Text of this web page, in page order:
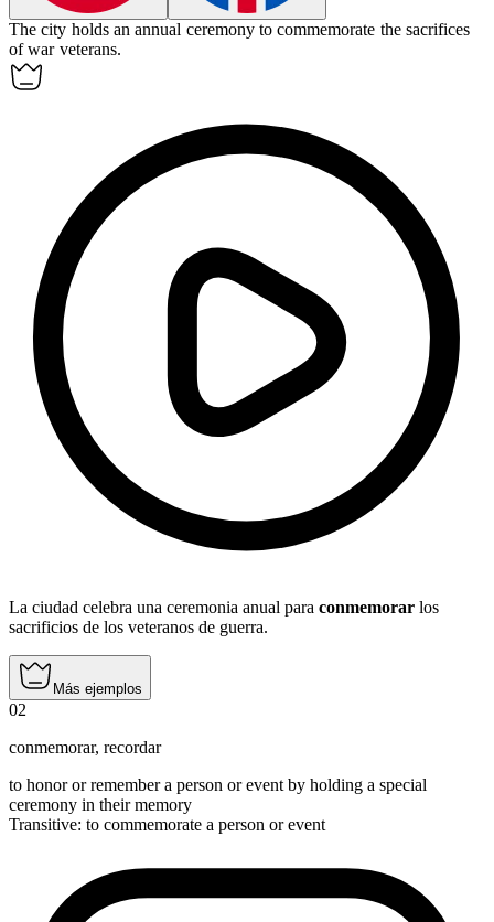
The city holds an annual ceremony tocommemorate the sacrifices
of war veterans.
La ciudad celebra una ceremonia anual para conmemorar los
sacrificios de los veteranos de guerra.
Más ejemplos
02
conmemorar, recordar
to honor or remember a person or event by holding a special
ceremony in their memory
Transitive: to commemorate a person or event